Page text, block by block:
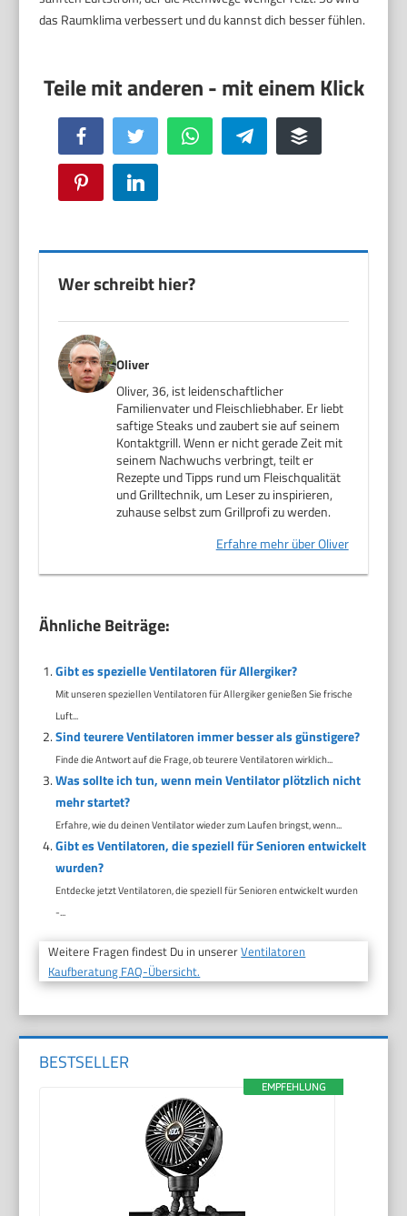
das Raumklima verbessert und du kannst dich besser fühlen.
Facebook Twitter WhatsApp Telegram Buffer
Pinterest LinkedIn
Wer schreibt hier?
Oliver
Oliver, 36, ist leidenschaftlicher
Familienvater und Fleischliebhaber. Er liebt
saftige Steaks und zaubert sie auf seinem
Kontaktgrill. Wenn er nicht gerade Zeit mit
seinem Nachwuchs verbringt, teilt er
Rezepte und Tipps rund um Fleischqualität
und Grilltechnik, um Leser zu inspirieren,
zuhause selbst zum Grillprofi zu werden.
Erfahre mehr über Oliver
Ähnliche Beiträge:
Gibt es spezielle Ventilatoren für Allergiker?
Mit unseren speziellen Ventilatoren für Allergiker genießen Sie frische
Luft...
Sind teurere Ventilatoren immer besser als günstigere?
Finde die Antwort auf die Frage, ob teurere Ventilatoren wirklich...
Was sollte ich tun, wenn mein Ventilator plötzlich nicht
mehr startet?
Erfahre, wie du deinen Ventilator wieder zum Laufen bringst, wenn...
Gibt es Ventilatoren, die speziell für Senioren entwickelt
wurden?
Entdecke jetzt Ventilatoren, die speziell für Senioren entwickelt wurden
-...
Weitere Fragen findest Du in unsererVentilatoren
Kaufberatung FAQ-Übersicht.
BESTSELLER
EMPFEHLUNG